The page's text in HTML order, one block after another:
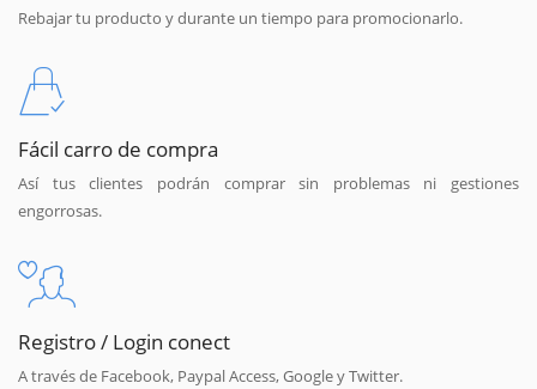
Rebajar tu producto y durante un tiempo para promocionarlo.
Fácil carro de compra
Así tus clientes podrán comprar sin problemas ni gestiones
engorrosas.
Registro / Login conect
A través de Facebook, Paypal Access, Google y Twitter.